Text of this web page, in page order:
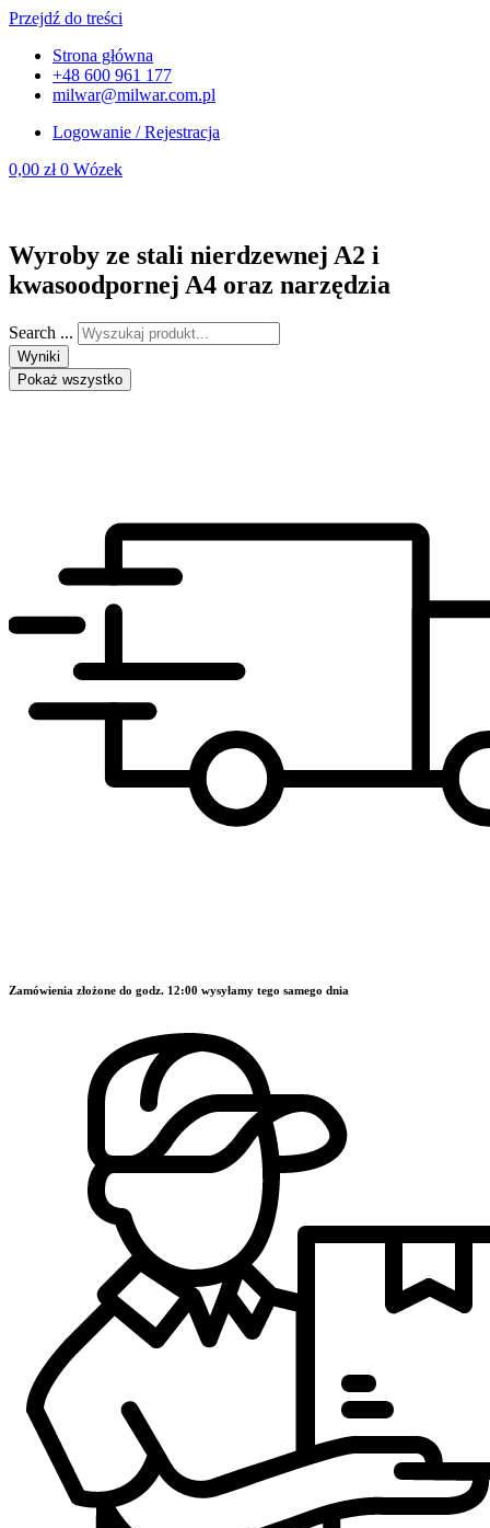
Przejdź do treści
Strona główna
+48 600 961 177
milwar@milwar.com.pl
Logowanie / Rejestracja
0,00 zł 0 Wózek
Wyroby ze stali nierdzewnej A2 i
kwasoodpornej A4 oraz narzędzia
Search ...
Wyniki
Pokaż wszystko
Zamówienia złożone do godz. 12:00 wysyłamy tego samego dnia